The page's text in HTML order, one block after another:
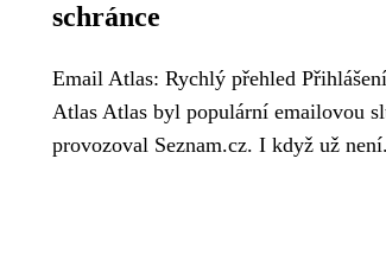
schránce
Email Atlas: Rychlý přehled
Atlas Atlas byl populární emailovou
provozoval Seznam.cz. I když už